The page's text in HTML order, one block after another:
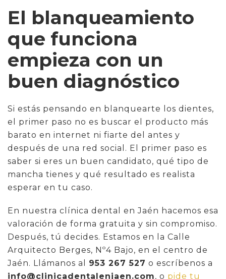
El blanqueamiento
que funciona
empieza con un
buen diagnóstico
Si estás pensando en blanquearte los dientes,
el primer paso no es buscar el producto más
barato en internet ni fiarte del antes y
después de una red social. El primer paso es
saber si eres un buen candidato, qué tipo de
mancha tienes y qué resultado es realista
esperar en tu caso.
En nuestra clínica dental en Jaén hacemos esa
valoración de forma gratuita y sin compromiso.
Después, tú decides. Estamos en la Calle
Arquitecto Berges, Nº4 Bajo, en el centro de
Jaén. Llámanos al 953 267 527 o escríbenos a
info@clinicadentalenjaen.com, o pide tu